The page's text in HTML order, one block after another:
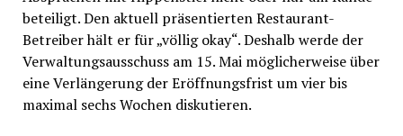
beteiligt. Den aktuell präsentierten Restaurant-
Betreiber hält er für „völlig okay“. Deshalb werde der
Verwaltungsausschuss am 15. Mai möglicherweise über
eine Verlängerung der Eröffnungsfrist um vier bis
maximal sechs Wochen diskutieren.